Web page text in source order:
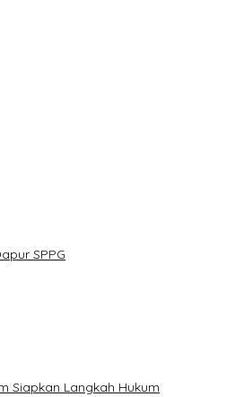
SPPG
Siapkan Langkah Hukum